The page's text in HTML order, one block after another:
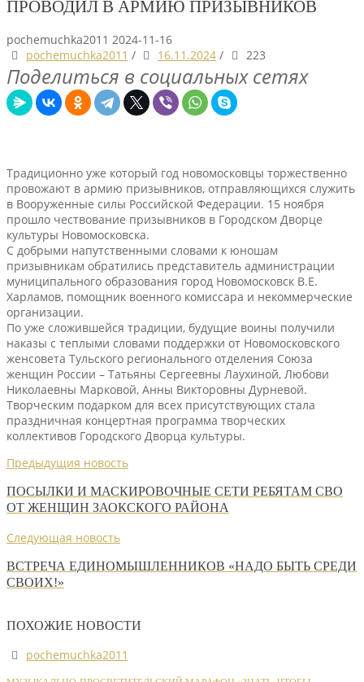
ПРОВОДИЛ В АРМИЮ ПРИЗЫВНИКОВ
pochemuchka2011 2024-11-16
pochemuchka2011 / 16.11.2024 / 223
Поделиться в социальных сетях
Традиционно уже который год новомосковцы торжественно
провожают в армию призывников, отправляющихся служить
в Вооруженные силы Российской Федерации. 15 ноября
прошло чествование призывников в Городском Дворце
культуры Новомосковска.
С добрыми напутственными словами к юношам
призывникам обратились представитель администрации
муниципального образования город Новомосковск В.Е.
Харламов, помощник военного комиссара и некоммерческие
организации.
По уже сложившейся традиции, будущие воины получили
наказы с теплыми словами поддержки от Новомосковского
женсовета Тульского регионального отделения Союза
женщин России – Татьяны Сергеевны Лаухиной, Любови
Николаевны Марковой, Анны Викторовны Дурневой.
Творческим подарком для всех присутствующих стала
праздничная концертная программа творческих
коллективов Городского Дворца культуры.
Предыдущия новость
ПОСЫЛКИ И МАСКИРОВОЧНЫЕ СЕТИ РЕБЯТАМ СВО
ОТ ЖЕНЩИН ЗАОКСКОГО РАЙОНА
Следующая новость
ВСТРЕЧА ЕДИНОМЫШЛЕННИКОВ «НАДО БЫТЬ СРЕДИ
СВОИХ!»
ПОХОЖИЕ НОВОСТИ
pochemuchka2011